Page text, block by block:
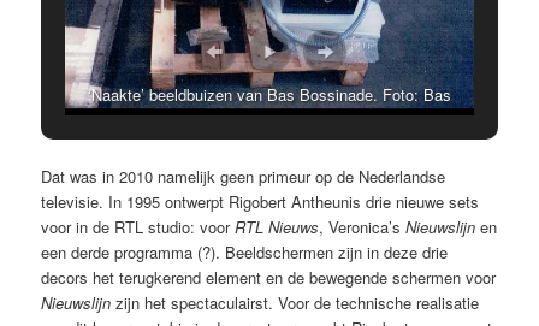
‘Naakte’ beeldbuizen van Bas Bossinade. Foto: Bas
Dat was in 2010 namelijk geen primeur op de Nederlandse
televisie. In 1995 ontwerpt Rigobert Antheunis drie nieuwe sets
voor in de RTL studio: voorRTL Nieuws, Veronica’sNieuwslijn en
een derde programma (?). Beeldschermen zijn in deze drie
decors het terugkerend element en de bewegende schermen voor
Nieuwslijn zijn het spectaculairst. Voor de technische realisatie